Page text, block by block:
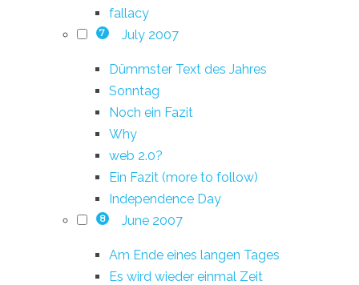
fallacy
7 July 2007
Dümmster Text des Jahres
Sonntag
Noch ein Fazit
Why
web 2.0?
Ein Fazit (more to follow)
Independence Day
8 June 2007
Am Ende eines langen Tages
Es wird wieder einmal Zeit